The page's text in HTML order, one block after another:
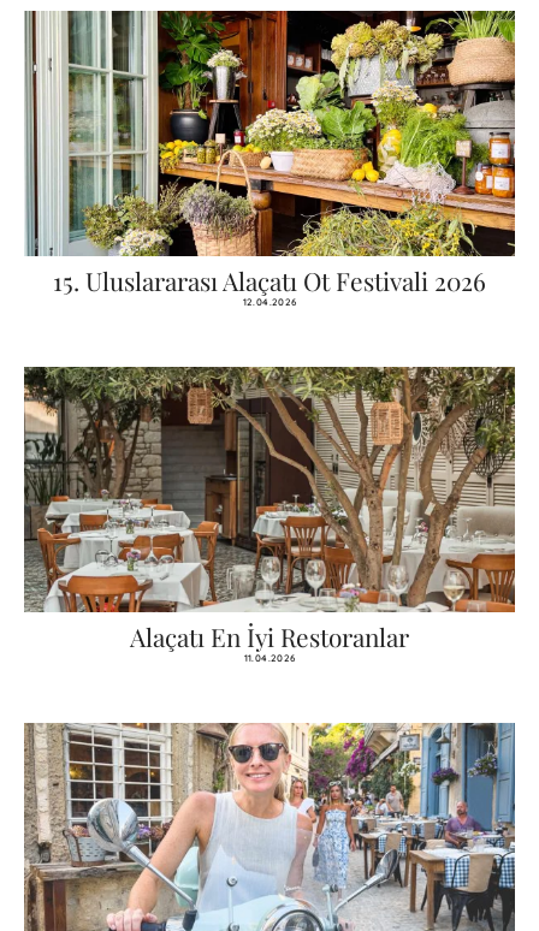
15. Uluslararası Alaçatı Ot Festivali 2026
12.04.2026
Alaçatı En İyi Restoranlar
11.04.2026